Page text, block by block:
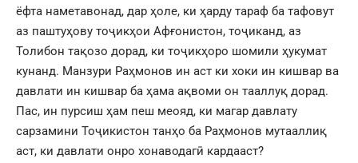
ёфта наметавонад, дар ҳоле, ки ҳарду тараф ба тафовут
аз паштуҳову тоҷикҳои Афғонистон, тоҷиканд, аз
Толибон тақозо дорад, ки тоҷикҳоро шомили ҳукумат
кунанд. Манзури Раҳмонов ин аст ки хоки ин кишвар ва
давлати ин кишвар ба ҳама ақвоми он тааллуқ дорад.
Пас, ин пурсиш ҳам пеш меояд, ки магар давлату
сарзамини Тоҷикистон танҳо ба Раҳмонов мутааллиқ
аст, ки давлати онро хонаводагӣ кардааст?